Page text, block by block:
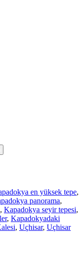
en yüksek tepe,
panorama,
, Kapadokya seyir tepesi,
, Kapadokyadaki
, Uçhisar, Uçhisar